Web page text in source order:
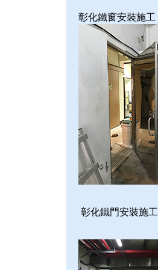
彰化鐵窗安裝施工
彰化鐵門安裝施工